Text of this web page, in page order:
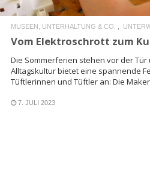
MUSEEN, UNTERHALTUNG & CO.
Vom Elektroschrott zum
Die Sommerferien stehen vor der
Alltagskultur bietet eine spannende
Tüftlerinnen und Tüftler an: Die
7. JULI 2023